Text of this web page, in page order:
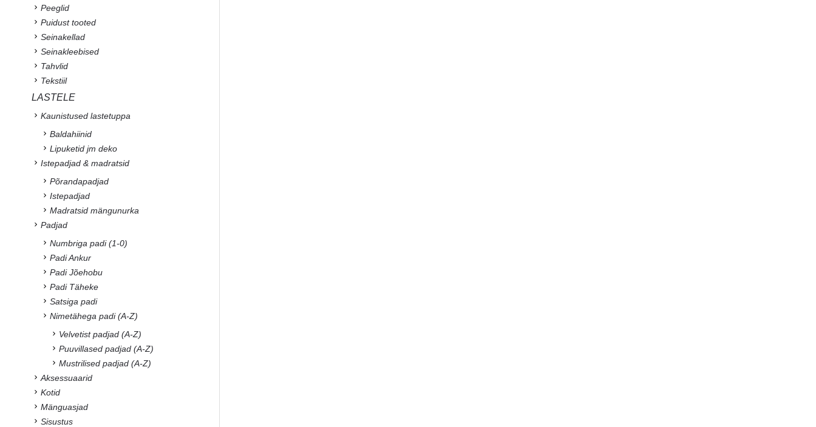
Peeglid
Puidust tooted
Seinakellad
Seinakleebised
Tahvlid
Tekstiil
LASTELE
Kaunistused lastetuppa
Baldahiinid
Lipuketid jm deko
Istepadjad & madratsid
Põrandapadjad
Istepadjad
Madratsid mängunurka
Padjad
Numbriga padi (1-0)
Padi Ankur
Padi Jõehobu
Padi Täheke
Satsiga padi
Nimetähega padi (A-Z)
Velvetist padjad (A-Z)
Puuvillased padjad (A-Z)
Mustrilised padjad (A-Z)
Aksessuaarid
Kotid
Mänguasjad
Sisustus